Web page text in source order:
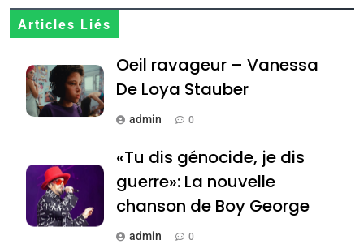
Articles Liés
Oeil ravageur – Vanessa
De Loya Stauber
admin 0
«Tu dis génocide, je dis
guerre»: La nouvelle
chanson de Boy George
admin 0
JUDAISME
8
Maroc : Les amandes de
Tafraout, le miel de Tadla
Azilal consacrés produits
du terroir
MAROC
1
Oeil ravageur – Vanessa